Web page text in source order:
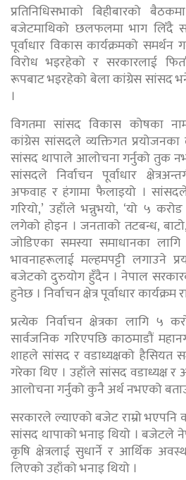
प्रतिनिधिसभाको बिहीबारको
बजेटमाथिको छलफलमा भाग लिँदै
पूर्वाधार विकास कार्यक्रमको समर्थन
विरोध भइरहेको र सरकारलाई
रूपबाट भइरहेको बेला कांग्रेस सांसद
।
विगतमा सांसद विकास कोषका
कांग्रेस सांसदले व्यक्तिगत
सांसद थापाले आलोचना गर्नुको तुक
सांसदले निर्वाचन पूर्वाधार
अफवाह र हंगामा फैलाइयो ।
गरियो,’ उहाँले भन्नुभयाे, ‘यो ५
लगेको होइन । जनताको तटबन्ध,
जोडिएका समस्या समाधानका
भावनाहरूलाई मल्हमपट्टी लगाउने
बजेटको दुरुयोग हुँदैन । नेपाल
हुनेछ । निर्वाचन क्षेत्र पूर्वाधार कार्यक्रम
प्रत्येक निर्वाचन क्षेत्रका लागि ५
सार्वजनिक गरिएपछि काठमाडौं
शाहले सांसद र वडाध्यक्षको हैसियत
गरेका थिए । उहाँले सांसद वडाध्यक्ष
आलोचना गर्नुको कुनै अर्थ नभएको
सरकारले ल्याएको बजेट राम्रो भएपनि
सांसद थापाको भनाइ थियो । बजेटले
कृषि क्षेत्रलाई सुधार्ने र आर्थिक
लिएको उहाँको भनाइ थियो ।